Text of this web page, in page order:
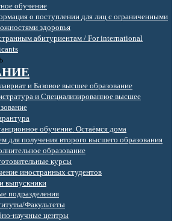
обучение
о поступлении для лиц с ограниченными
здоровья
абитуриентам / For international
и Базовое высшее образование
и Специализированное высшее
обучение. Остаёмся дома
для получения второго высшего образования
образование
курсы
иностранных студентов
выпускники
подразделения
Факультеты
научные центры